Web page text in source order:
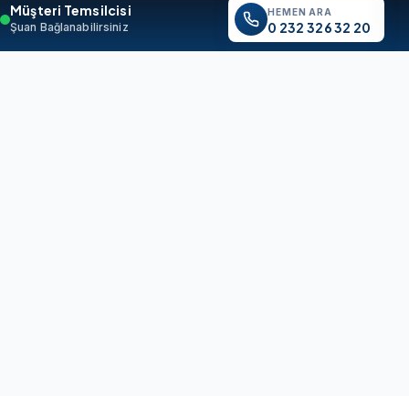
Müşteri Temsilcisi
Şuan Bağlanabilirsiniz
HEMEN ARA
0 232 326 32 20